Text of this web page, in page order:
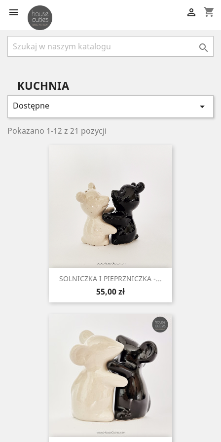
 shopping_cart


KUCHNIA
Dostępne 
Pokazano 1-12 z 21 pozycji
SOLNICZKA I PIEPRZNICZKA -...
Cena
55,00 zł